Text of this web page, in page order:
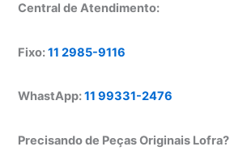
Central de Atendimento:
Fixo:11 2985-9116
WhastApp:11 99331-2476
Precisando de Peças Originais Lofra?